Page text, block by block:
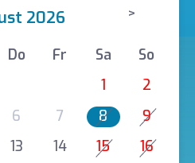
2026 >
Do Fr Sa
So
1
2
6 7 8
9
13 14 15
16